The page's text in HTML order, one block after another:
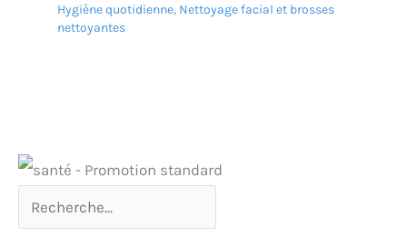
Hygiène quotidienne, Nettoyage facial et brosses
nettoyantes